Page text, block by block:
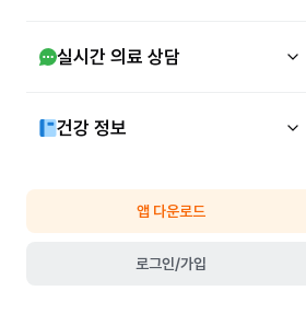
실시간 의료 상담
건강 정보
앱 다운로드
로그인/가입